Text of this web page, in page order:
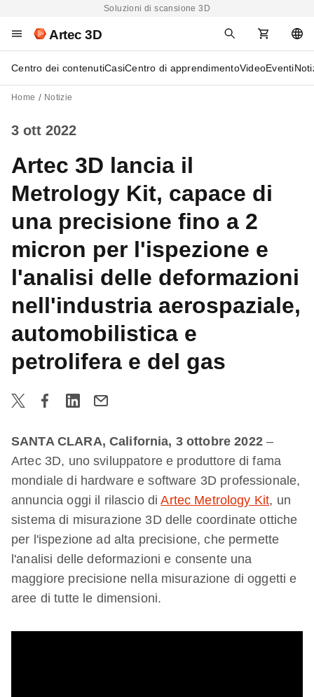
Soluzioni di scansione 3D
Artec 3D
Centro dei contenutiCasiCentro di apprendimentoVideoEventi
Home Notizie
3 ott 2022
Artec 3D lancia il
Metrology Kit, capace di
una precisione fino a 2
micron per l'ispezione e
l'analisi delle deformazioni
nell'industria aerospaziale,
automobilistica e
petrolifera e del gas
SANTA CLARA, California, 3 ottobre 2022 –
Artec 3D, uno sviluppatore e produttore di fama
mondiale di hardware e software 3D professionale,
annuncia oggi il rilascio diArtec Metrology Kit, un
sistema di misurazione 3D delle coordinate ottiche
per l'ispezione ad alta precisione, che permette
l'analisi delle deformazioni e consente una
maggiore precisione nella misurazione di oggetti e
aree di tutte le dimensioni.